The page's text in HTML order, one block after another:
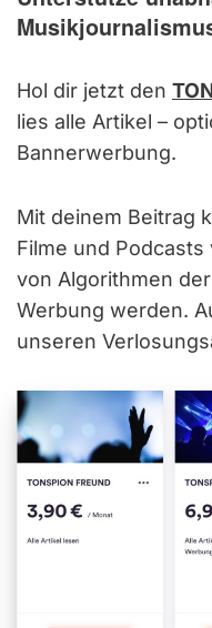
Hol dir jetzt den
lies alle Artikel –
Bannerwerbung.
Mit deinem Beitrag
Filme und
von Algorithmen
Werbung werden.
unseren